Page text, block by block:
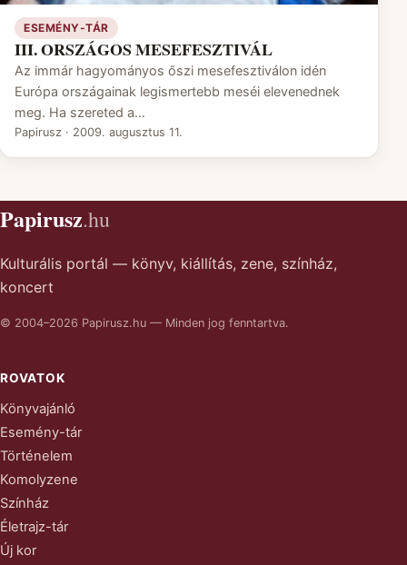
ESEMÉNY-TÁR
III. ORSZÁGOS MESEFESZTIVÁL
Az immár hagyományos őszi mesefesztiválon idén
Európa országainak legismertebb meséi elevenednek
meg. Ha szereted a…
Papirusz · 2009. augusztus 11.
Papirusz.hu
Kulturális portál — könyv, kiállítás, zene, színház,
koncert
© 2004–2026 Papirusz.hu — Minden jog fenntartva.
ROVATOK
Könyvajánló
Esemény-tár
Történelem
Komolyzene
Színház
Életrajz-tár
Új kor